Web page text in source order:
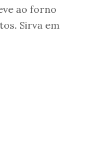
ao forno
Sirva em